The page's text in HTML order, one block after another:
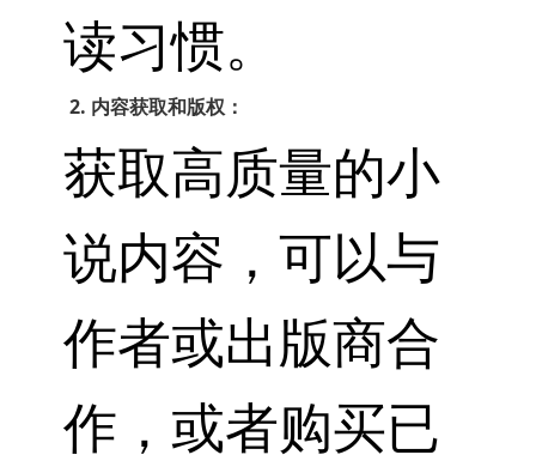
读习惯。
2. 内容获取和版权：
获取高质量的小
说内容，可以与
作者或出版商合
作，或者购买已